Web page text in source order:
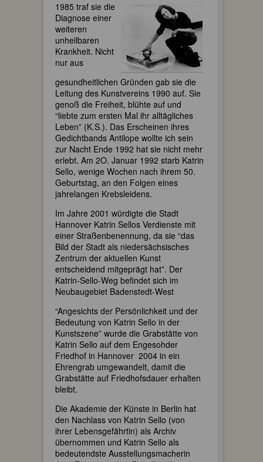
1985 traf sie die
Diagnose einer
weiteren
unheilbaren
Krankheit. Nicht
nur aus
gesundheitlichen Gründen gab sie die
Leitung des Kunstvereins 1990 auf. Sie
genoß die Freiheit, blühte auf und
“liebte zum ersten Mal ihr alltägliches
Leben” (K.S.). Das Erscheinen ihres
Gedichtbands Antilope wollte ich sein
zur Nacht Ende 1992 hat sie nicht mehr
erlebt. Am 2O. Januar 1992 starb Katrin
Sello, wenige Wochen nach ihrem 50.
Geburtstag, an den Folgen eines
jahrelangen Krebsleidens.
Im Jahre 2001 würdigte die Stadt
Hannover Katrin Sellos Verdienste mit
einer Straßenbenennung, da sie “das
Bild der Stadt als niedersächsisches
Zentrum der aktuellen Kunst
entscheidend mitgeprägt hat”. Der
Katrin-Sello-Weg befindet sich im
Neubaugebiet Badenstedt-West
“Angesichts der Persönlichkeit und der
Bedeutung von Katrin Sello in der
Kunstszene” wurde die Grabstätte von
Katrin Sello auf dem Engesohder
Friedhof in Hannover 2004 in ein
Ehrengrab umgewandelt, damit die
Grabstätte auf Friedhofsdauer erhalten
bleibt.
Die Akademie der Künste in Berlin hat
den Nachlass von Katrin Sello (von
ihrer Lebensgefährtin) als Archiv
übernommen und Katrin Sello als
bedeutendste Ausstellungsmacherin